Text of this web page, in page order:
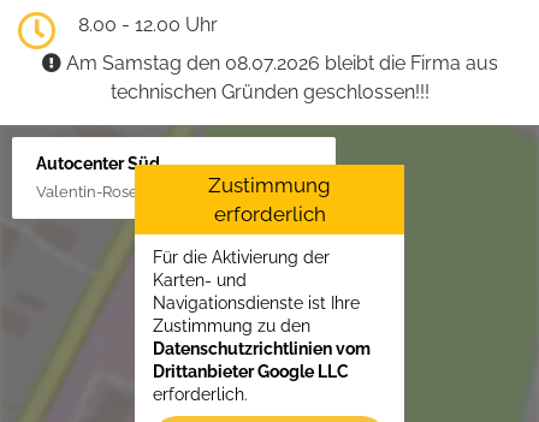
8.00 - 12.00 Uhr
Am Samstag den 08.07.2026 bleibt die Firma aus
technischen Gründen geschlossen!!!
Autocenter Süd
Valentin-Rose-Str. 3, 16816 Neuruppin
Zustimmung
erforderlich
Für die Aktivierung der
Karten- und
Navigationsdienste ist Ihre
Zustimmung zu den
Datenschutzrichtlinien vom
Drittanbieter Google LLC
erforderlich.